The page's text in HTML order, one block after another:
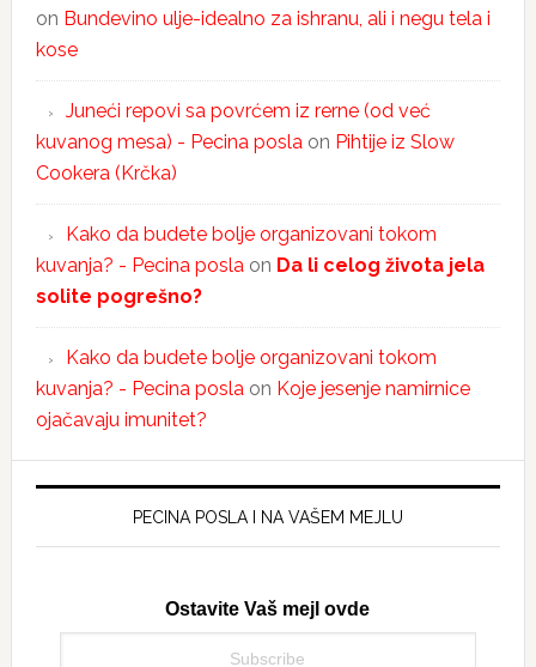
on Bundevino ulje-idealno za ishranu, ali i negu tela i
kose
Juneći repovi sa povrćem iz rerne (od već
kuvanog mesa) - Pecina poslaon Pihtije iz Slow
Cookera (Krčka)
Kako da budete bolje organizovani tokom
kuvanja? - Pecina poslaon Da li celog života jela
solite pogrešno?
Kako da budete bolje organizovani tokom
kuvanja? - Pecina poslaon Koje jesenje namirnice
ojačavaju imunitet?
PECINA POSLA I NA VAŠEM MEJLU
Ostavite Vaš mejl ovde